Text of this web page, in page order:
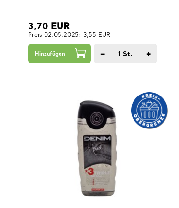
3,70 EUR
Preis 02.05.2025: 3,55 EUR
Hinzufügen − 1 St. +